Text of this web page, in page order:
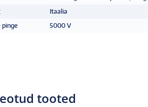
Itaalia
pinge
5000 V
tooted